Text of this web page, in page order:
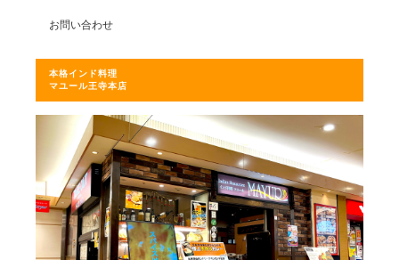
お問い合わせ
本格インド料理
マユール王寺本店